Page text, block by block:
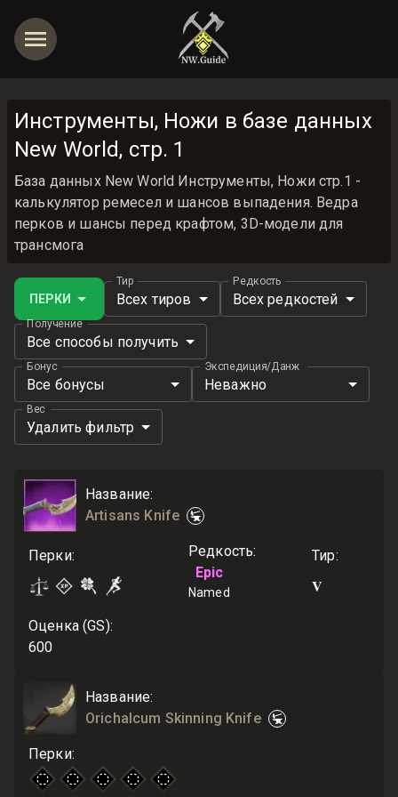
Инструменты, Ножи в базе данных
New World, стр. 1
База данных New World Инструменты, Ножи стр.1 -
калькулятор ремесел и шансов выпадения. Ведра
перков и шансы перед крафтом, 3D-модели для
трансмога
ПЕРКИ
Тир
Всех тиров
Редкость
Всех редкостей
Получение
Все способы получить
Бонус
Все бонусы
Экспедиция/Данж
Неважно
Вес
Удалить фильтр
Название:
Artisans Knife
Перки: Редкость:
Epic
Named
Тир:
V
Оценка (GS):
600
Название:
Orichalcum Skinning Knife
Перки: